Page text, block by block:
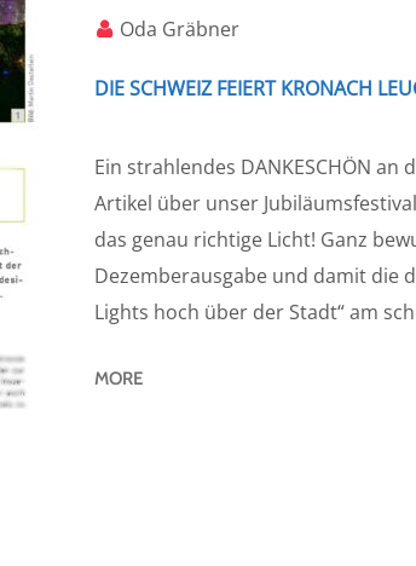
Oda Gräbner
DIE SCHWEIZ FEIERT KRONACH
Ein strahlendes DANKESCHÖN
Artikel über unser
das genau richtige Licht! Ganz
Dezemberausgabe und damit die
Lights hoch über der Stadt“ am
MORE